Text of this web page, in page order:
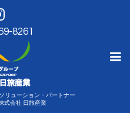
8261
リューション・パートナー
式会社 日旅産業